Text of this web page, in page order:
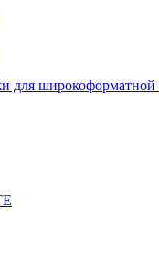
для широкоформатной